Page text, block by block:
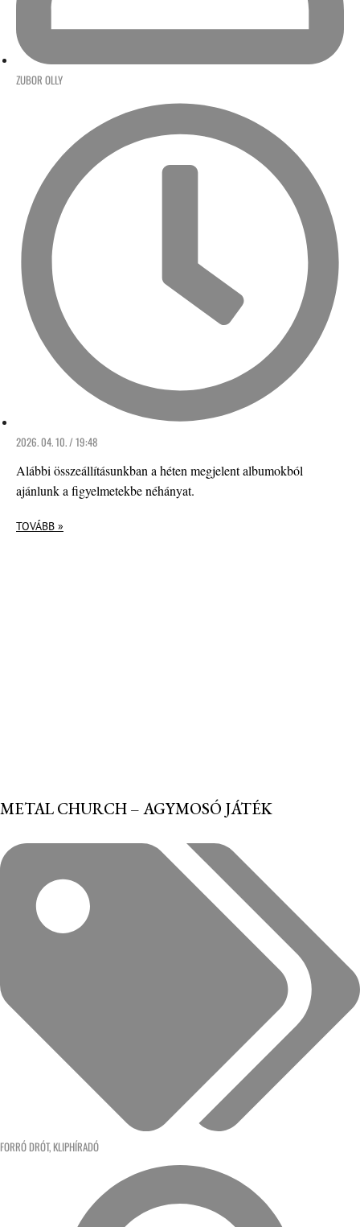
ZUBOR OLLY
2026. 04. 10. / 19:48
Alábbi összeállításunkban a héten megjelent albumokból
ajánlunk a figyelmetekbe néhányat.
TOVÁBB »
METAL CHURCH – AGYMOSÓ JÁTÉK
FORRÓ DRÓT, KLIPHÍRADÓ